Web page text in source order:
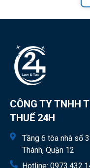
CÔNG TY TNHH
THUẾ 24H
Tầng 6 tòa nhà số
Thành, Quận 12
Hotline: